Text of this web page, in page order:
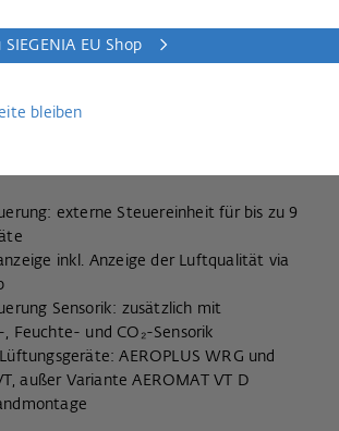
offene Wohnbereiche. Dabei weist die
in der Betriebsart und
wiederum gibt eine Rückmeldung zu
etc. Bis zu acht weitere Lüfter können
Slavegeräte folgen.
externe Steuereinheit für bis zu 9
inkl. Anzeige der Luftqualität via
Sensorik: zusätzlich mit
, Feuchte- und CO₂-Sensorik
AEROPLUS WRG und
außer Variante AEROMAT VT D
EU Shop
bleiben